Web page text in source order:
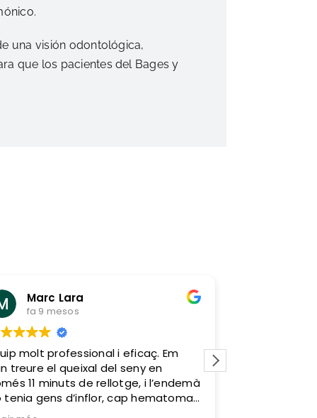
una visión odontológica,
que los pacientes del Bages y
Marc Lara
fa 9 mesos
molt professional i eficaç. Em
treure el queixal del seny en
11 minuts de rellotge, i l’endemà
tenia gens d’inflor, cap hematoma
molèstia. Zero sagnats i zero